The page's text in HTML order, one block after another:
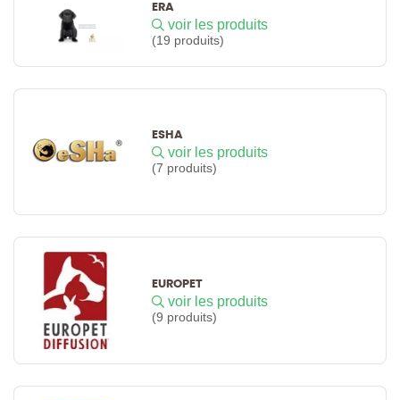
ERA
voir les produits
(19 produits)
ESHA
voir les produits
(7 produits)
EUROPET
voir les produits
(9 produits)